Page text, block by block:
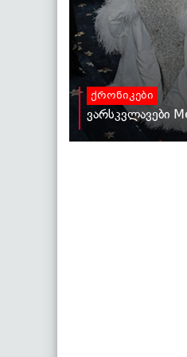
ქრონიკები
ვარსკვლავები